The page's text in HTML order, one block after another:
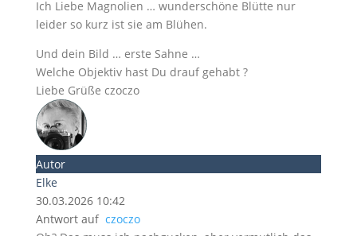
Ich Liebe Magnolien … wunderschöne Blütte nur
leider so kurz ist sie am Blühen.
Und dein Bild … erste Sahne …
Welche Objektiv hast Du drauf gehabt ?
Liebe Grüße czoczo
Autor
Elke
30.03.2026 10:42
Antwort auf czoczo